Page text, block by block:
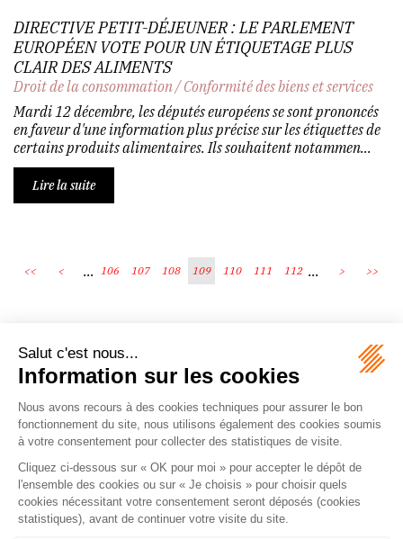
DIRECTIVE PETIT-DÉJEUNER : LE PARLEMENT
EUROPÉEN VOTE POUR UN ÉTIQUETAGE PLUS
CLAIR DES ALIMENTS
Droit de la consommation/Conformité des biens et services
Mardi 12 décembre, les députés européens se sont prononcés
en faveur d'une information plus précise sur les étiquettes de
certains produits alimentaires. Ils souhaitent notammen...
Lire la suite
<< < ... 106 107 108 109 110 111 112 ... > >>
Écosystème
Carrières
Honoraires
Contacts
Mentions légales
Plan du site